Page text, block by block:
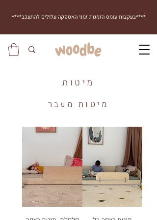
****בעקבות עומס הזמנות זמני האספקה עלולים להתעכב****
מיטות
מיטות מעבר